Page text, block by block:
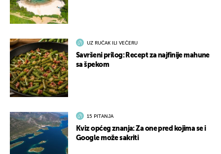
UZ RUČAK ILI VEČERU
Savršeni prilog: Recept za najfinije mahune
sa špekom
15 PITANJA
Kviz općeg znanja: Za one pred kojima se i
Google može sakriti